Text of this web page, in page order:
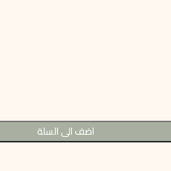
اضف الى السلة